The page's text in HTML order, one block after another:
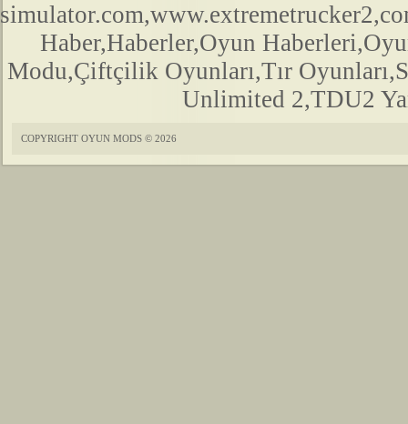
Haber,Haberler,Oyun
Modu,Çiftçilik Oyunları,Tır
Unlimited 2,TDU2
COPYRIGHT OYUN MODS © 2026